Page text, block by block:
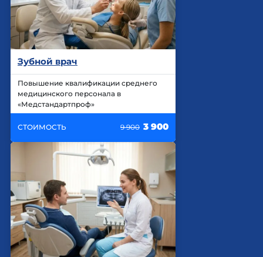
Зубной врач
Повышение квалификации среднего
медицинского персонала в
«Медстандартпроф»
СТОИМОСТЬ 9 900 3 900